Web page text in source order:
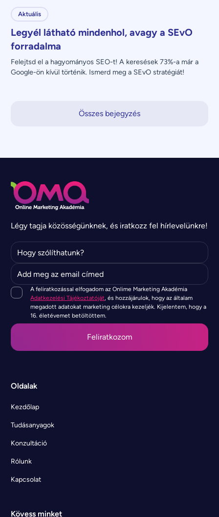
Aktuális
Legyél látható mindenhol, avagy a SEvO
forradalma
Felejtsd el a hagyományos SEO-t! A keresések 73%-a már a
Google-ön kívül történik. Ismerd meg a SEvO stratégiát!
Összes bejegyzés
Légy tagja közösségünknek, és iratkozz fel hírlevelünkre!
A feliratkozással elfogadom az Onlime Marketing Akadémia
Adatkezelési Tájékoztatóját, és hozzájárulok, hogy az általam
megadott adatokat marketing célokra kezeljék. Kijelentem, hogy a
16. életévemet betöltöttem.
Oldalak
Kezdőlap
Tudásanyagok
Konzultáció
Rólunk
Kapcsolat
Kövess minket